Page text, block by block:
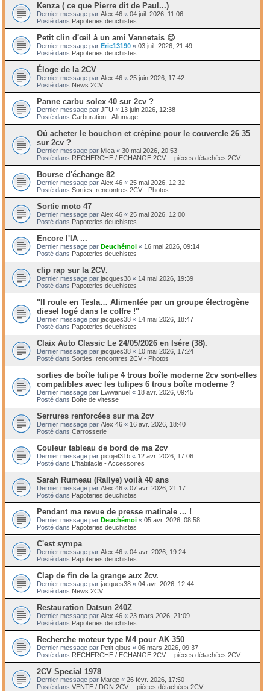
Kenza ( ce que Pierre dit de Paul...)
Dernier message par Alex 46 « 04 juil. 2026, 11:06
Posté dans Papoteries deuchistes
Petit clin d'œil à un ami Vannetais 😉
Dernier message par Eric13190 « 03 juil. 2026, 21:49
Posté dans Papoteries deuchistes
Éloge de la 2CV
Dernier message par Alex 46 « 25 juin 2026, 17:42
Posté dans News 2CV
Panne carbu solex 40 sur 2cv ?
Dernier message par JFU « 13 juin 2026, 12:38
Posté dans Carburation - Allumage
Oú acheter le bouchon et crépine pour le couvercle 26 35
sur 2cv ?
Dernier message par Mica « 30 mai 2026, 20:53
Posté dans RECHERCHE / ECHANGE 2CV -- pièces détachées 2CV
Bourse d'échange 82
Dernier message par Alex 46 « 25 mai 2026, 12:32
Posté dans Sorties, rencontres 2CV - Photos
Sortie moto 47
Dernier message par Alex 46 « 25 mai 2026, 12:00
Posté dans Papoteries deuchistes
Encore l'IA ...
Dernier message par Deuchémoi « 16 mai 2026, 09:14
Posté dans Papoteries deuchistes
clip rap sur la 2CV.
Dernier message par jacques38 « 14 mai 2026, 19:39
Posté dans Papoteries deuchistes
"Il roule en Tesla… Alimentée par un groupe électrogène
diesel logé dans le coffre !"
Dernier message par jacques38 « 14 mai 2026, 18:47
Posté dans Papoteries deuchistes
Claix Auto Classic Le 24/05/2026 en Isére (38).
Dernier message par jacques38 « 10 mai 2026, 17:24
Posté dans Sorties, rencontres 2CV - Photos
sorties de boîte tulipe 4 trous boîte moderne 2cv sont-elles
compatibles avec les tulipes 6 trous boîte moderne ?
Dernier message par Ewwanuel « 18 avr. 2026, 09:45
Posté dans Boîte de vitesse
Serrures renforcées sur ma 2cv
Dernier message par Alex 46 « 16 avr. 2026, 18:40
Posté dans Carrosserie
Couleur tableau de bord de ma 2cv
Dernier message par picojet31b « 12 avr. 2026, 17:06
Posté dans L'habitacle - Accessoires
Sarah Rumeau (Rallye) voilà 40 ans
Dernier message par Alex 46 « 07 avr. 2026, 21:17
Posté dans Papoteries deuchistes
Pendant ma revue de presse matinale ... !
Dernier message par Deuchémoi « 05 avr. 2026, 08:58
Posté dans Papoteries deuchistes
C'est sympa
Dernier message par Alex 46 « 04 avr. 2026, 19:24
Posté dans Papoteries deuchistes
Clap de fin de la grange aux 2cv.
Dernier message par jacques38 « 04 avr. 2026, 12:44
Posté dans News 2CV
Restauration Datsun 240Z
Dernier message par Alex 46 « 23 mars 2026, 21:09
Posté dans Papoteries deuchistes
Recherche moteur type M4 pour AK 350
Dernier message par Petit gibus « 06 mars 2026, 09:37
Posté dans RECHERCHE / ECHANGE 2CV -- pièces détachées 2CV
2CV Special 1978
Dernier message par Marge « 26 févr. 2026, 17:50
Posté dans VENTE / DON 2CV -- pièces détachées 2CV